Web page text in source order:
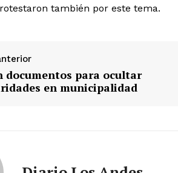
también por este tema.
documentos para ocultar
en municipalidad